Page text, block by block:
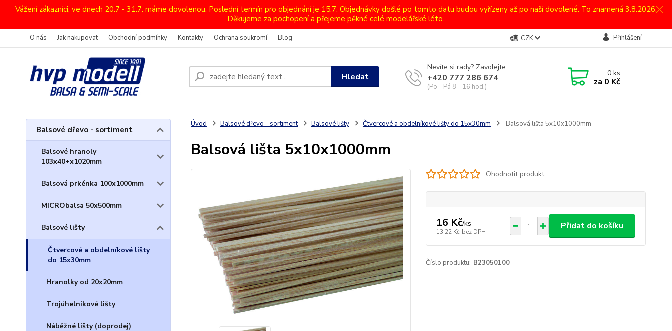
Vážení zákazníci, ve dnech 20.7 - 31.7. máme dovolenou. Poslední termín pro objednání je 15.7. Objednávky došlé po tomto datu budou vyřízeny až po naší dovolené. To znamená 3.8.2026.
Děkujeme za pochopení a přejeme pěkné celé modelářské léto.
O nás Jak nakupovat Obchodní podmínky Kontakty Ochrana soukromí Blog CZK Přihlášení
Hledat
Nevíte si rady? Zavolejte.
+420 777 286 674
(Po - Pá 8 - 16 hod.)
0ks
za 0 Kč
Balsové dřevo - sortiment
Balsové hranoly
103x40+x1020mm
Balsová prkénka 100x1000mm
MICRObalsa 50x500mm
Balsové lišty
Čtvercové a obdelníkové lišty
do 15x30mm
Hranolky od 20x20mm
Trojúhelníkové lišty
Náběžné lišty (doprodej)
Úvod Balsové dřevo - sortiment Balsové lišty Čtvercové a obdelníkové lišty do 15x30mm Balsová lišta 5x10x1000mm
Balsová lišta 5x10x1000mm
Ohodnotit produkt
16 Kč/ks
13,22 Kč bez DPH
Přidat do košíku
Číslo produktu: B23050100